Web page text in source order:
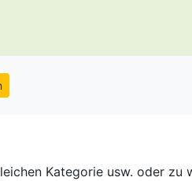
Kategorie usw. oder zu